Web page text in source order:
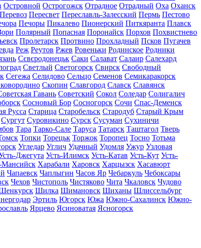
Островной Острогожск Отрадное Отрадный Оха Оханск
Перевоз Пересвет Переславль-Залесский Пермь Пестово
Печоры Пикалево Пионерский Питкяранта Плавск
Полярный Попасная Поронайск Порхов Похвистнево
Пролетарск Протвино Прохладный Псков Пугачев
Реж Реутов Ржев Ровеньки Родинское Родники
Сєвєродонецьк Саки Салават Салаир Салехард
Светлый Светогорск Свирск Свободный
Сегежа Селидово Сельцо Семенов Семикаракорск
Скопин Славгород Славск Славянск
Гавань Советский Сокол Соледар Солигалич
Сосновый Бор Сосногорск Сочи Спас-Деменск
Русса Старица Старобельск Стародуб Старый Крым
Сургут Суровикино Сурск Сусуман Сухиничи
Тара Тарко-Сале Таруса Татарск Таштагол Тверь
Топки Торецьк Торжок Торопец Тосно Тотьма
Угледар Углич Удачный Удомля Ужур Узловая
Джегута Усть-Илимск Усть-Катав Усть-Кут Усть-
Харабали Харовск Харцызск Хасавюрт
Чапаевск Чаплыгин Часов Яр Чебаркуль Чебоксары
Чехов Чистополь Чистяково Чита Чкаловск Чудово
Шилка Шимановск Шиханы Шлиссельбург
Эртиль Югорск Южа Южно-Сахалинск Южно-
Ярцево Ясиноватая Ясногорск